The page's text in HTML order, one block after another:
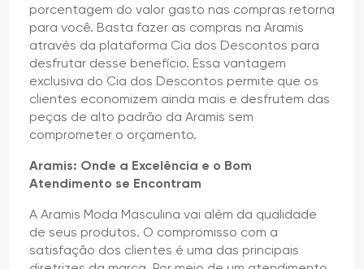
porcentagem do valor gasto nas compras retorna
para você. Basta fazer as compras na Aramis
através da plataforma Cia dos Descontos para
desfrutar desse benefício. Essa vantagem
exclusiva do Cia dos Descontos permite que os
clientes economizem ainda mais e desfrutem das
peças de alto padrão da Aramis sem
comprometer o orçamento.
Aramis: Onde a Excelência e o Bom
Atendimento se Encontram
A Aramis Moda Masculina vai além da qualidade
de seus produtos. O compromisso com a
satisfação dos clientes é uma das principais